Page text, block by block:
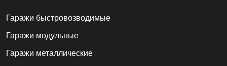
Гаражи быстровозводимые
Гаражи модульные
Гаражи металлические